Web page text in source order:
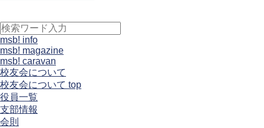
msb! info
msb! magazine
msb! caravan
校友会について
校友会について top
役員一覧
支部情報
会則